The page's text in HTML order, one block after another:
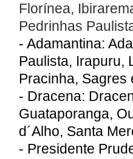
Florínea,
Pedrinhas
- Adamantina:
Paulista, Irapuru,
Pracinha, Sagres
- Dracena:
Guataporanga,
d´Alho, Santa
- Presidente